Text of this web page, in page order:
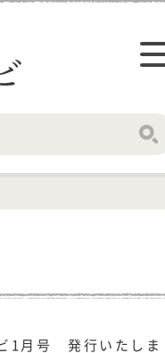
1月号 発行いたしま